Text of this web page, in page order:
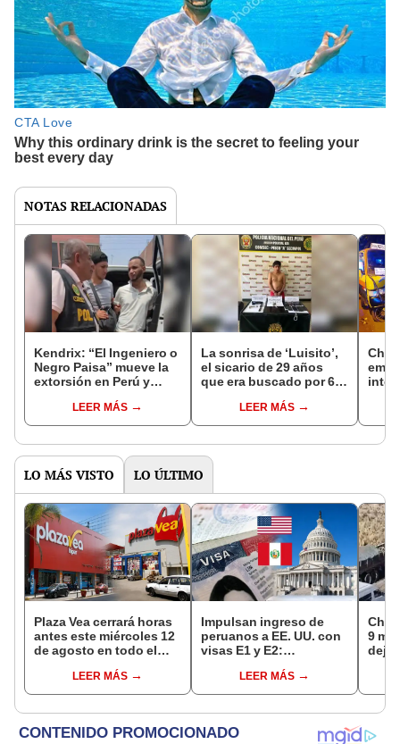
NOTAS RELACIONADAS
Kendrix: “El Ingeniero o
Negro Paisa” mueve la
extorsión en Perú y
LEER MÁS
La sonrisa de ‘Luisito’,
el sicario de 29 años
que era buscado por 6
LEER MÁS
LO MÁS VISTO LO ÚLTIMO
Plaza Vea cerrará horas
antes este miércoles 12
de agosto en todo el
hasta las 7 p.m.
LEER MÁS
Impulsan ingreso de
peruanos a EE. UU. con
visas E1 y E2:
pymes serían los más
beneficiados
LEER MÁS
9
deja